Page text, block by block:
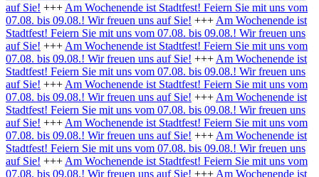
auf Sie! +++ Am Wochenende ist Stadtfest! Feiern Sie mit uns vom
07.08. bis 09.08.! Wir freuen uns auf Sie! +++ Am Wochenende ist
Stadtfest! Feiern Sie mit uns vom 07.08. bis 09.08.! Wir freuen uns
auf Sie! +++ Am Wochenende ist Stadtfest! Feiern Sie mit uns vom
07.08. bis 09.08.! Wir freuen uns auf Sie! +++ Am Wochenende ist
Stadtfest! Feiern Sie mit uns vom 07.08. bis 09.08.! Wir freuen uns
auf Sie! +++ Am Wochenende ist Stadtfest! Feiern Sie mit uns vom
07.08. bis 09.08.! Wir freuen uns auf Sie! +++ Am Wochenende ist
Stadtfest! Feiern Sie mit uns vom 07.08. bis 09.08.! Wir freuen uns
auf Sie! +++ Am Wochenende ist Stadtfest! Feiern Sie mit uns vom
07.08. bis 09.08.! Wir freuen uns auf Sie! +++ Am Wochenende ist
Stadtfest! Feiern Sie mit uns vom 07.08. bis 09.08.! Wir freuen uns
auf Sie! +++ Am Wochenende ist Stadtfest! Feiern Sie mit uns vom
07.08. bis 09.08.! Wir freuen uns auf Sie! +++ Am Wochenende ist